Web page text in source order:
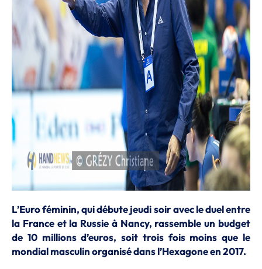
L’Euro féminin, qui débute jeudi soir avec le duel entre
la France et la Russie à Nancy, rassemble un budget
de 10 millions d’euros, soit trois fois moins que le
mondial masculin organisé dans l’Hexagone en 2017.